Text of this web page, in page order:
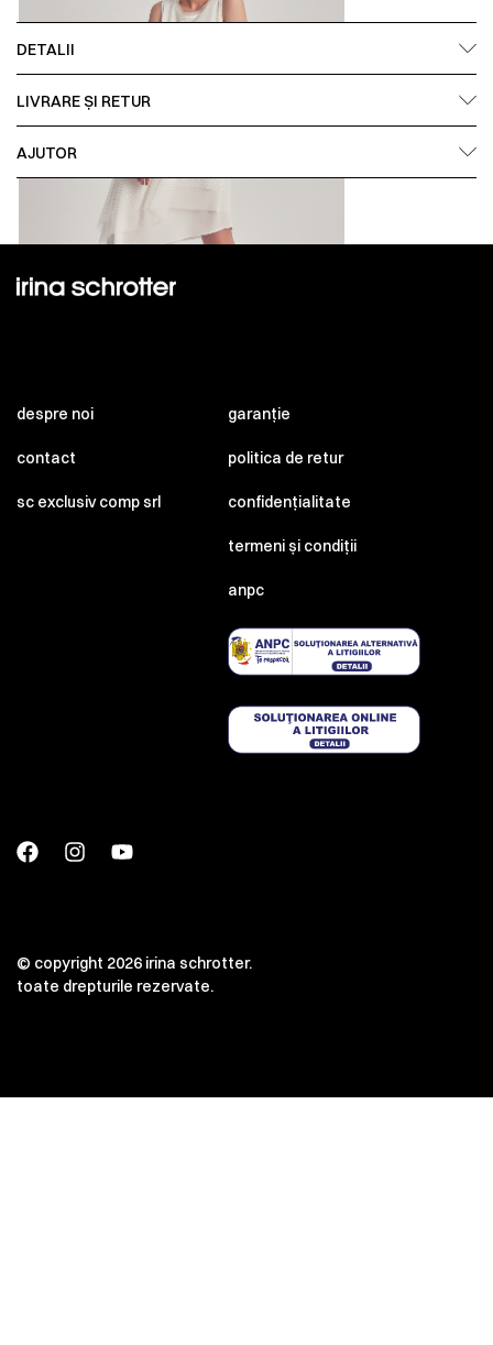
DETALII
LIVRARE ȘI RETUR
AJUTOR
despre noi
contact
sc exclusiv comp srl
garanție
politica de retur
confidențialitate
termeni și condiții
anpc
© copyright 2026 irina schrotter.
toate drepturile rezervate.